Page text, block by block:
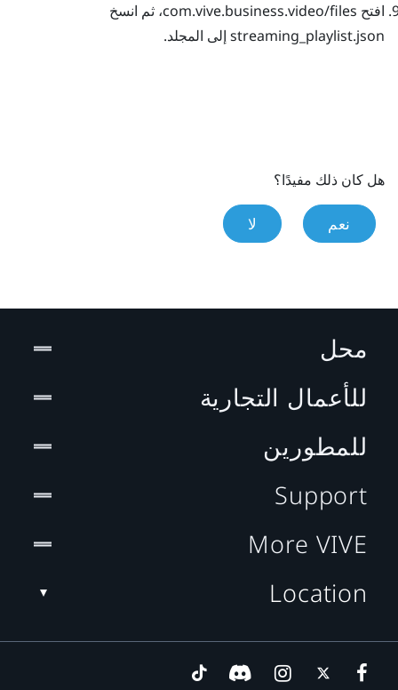
افتح com.vive.business.video/files، ثم انسخ
streaming_playlist.json إلى المجلد.
هل كان ذلك مفيدًا؟
نعم لا
محل
للأعمال التجارية
للمطورين
Support
More VIVE
Location